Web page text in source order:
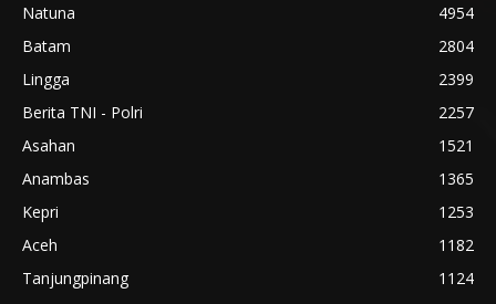
Natuna
4954
Batam
2804
Lingga
2399
Berita TNI - Polri
2257
Asahan
1521
Anambas
1365
Kepri
1253
Aceh
1182
Tanjungpinang
1124